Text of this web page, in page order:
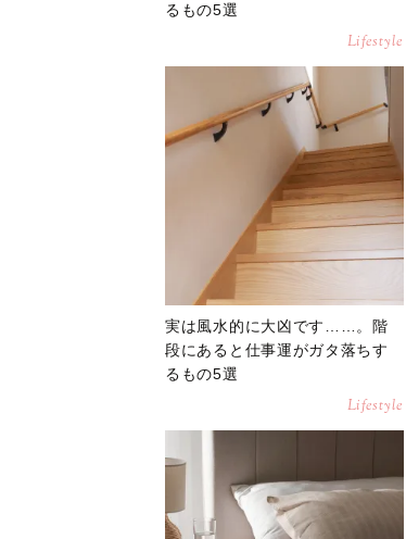
るもの5選
Lifestyle
実は風水的に大凶です……。階
段にあると仕事運がガタ落ちす
るもの5選
Lifestyle